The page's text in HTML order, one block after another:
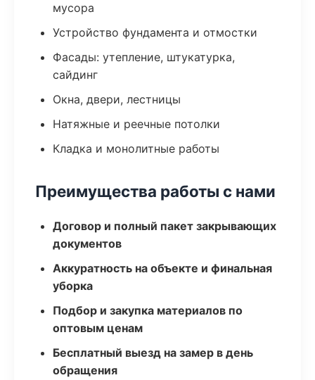
мусора
Устройство фундамента и отмостки
Фасады: утепление, штукатурка,
сайдинг
Окна, двери, лестницы
Натяжные и реечные потолки
Кладка и монолитные работы
Преимущества работы с нами
Договор и полный пакет закрывающих
документов
Аккуратность на объекте и финальная
уборка
Подбор и закупка материалов по
оптовым ценам
Бесплатный выезд на замер в день
обращения